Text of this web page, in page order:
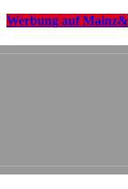
Werbung auf Mainz&